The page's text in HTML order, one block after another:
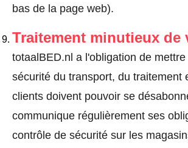
bas de la page web).
Traitement minutieux
totaalBED.nl a l'obligation de
sécurité du transport, du traitement
clients doivent pouvoir se
communique régulièrement ses
contrôle de sécurité sur les